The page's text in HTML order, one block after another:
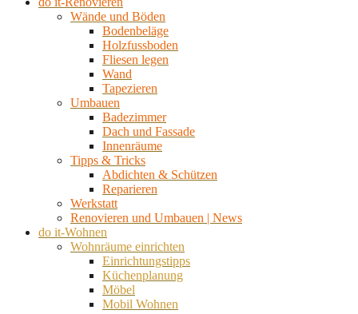
Wände und Böden
Bodenbeläge
Holzfussboden
Fliesen legen
Wand
Tapezieren
Umbauen
Badezimmer
Dach und Fassade
Innenräume
Tipps & Tricks
Abdichten & Schützen
Reparieren
Werkstatt
Renovieren und Umbauen | News
do it-Wohnen
Wohnräume einrichten
Einrichtungstipps
Küchenplanung
Möbel
Mobil Wohnen